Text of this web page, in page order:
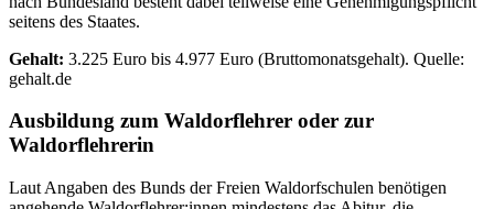
seitens des Staates.
Gehalt: 3.225 Euro bis 4.977 Euro (Bruttomonatsgehalt). Quelle:
gehalt.de
Ausbildung zum Waldorflehrer oder zur
Waldorflehrerin
Laut Angaben des Bunds der Freien Waldorfschulen benötigen